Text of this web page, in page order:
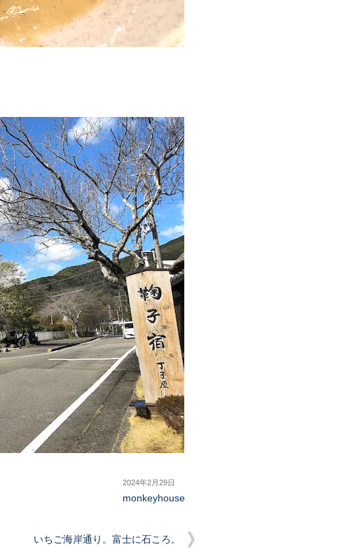
2024年2月29日
monkeyhouse
いちご海岸通り。富士に石ころ。